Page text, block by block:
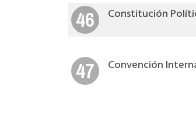
46 Constitución
47 Convención